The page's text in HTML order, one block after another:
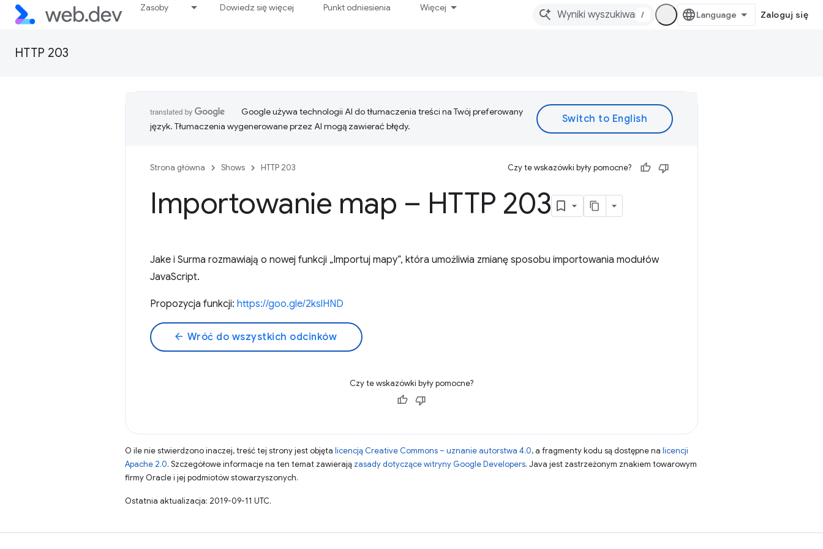
Zasoby Dowiedz się więcej Punkt odniesienia Więcej
/ Zaloguj się
HTTP 203
Google używa technologii AI do tłumaczenia treści na Twój preferowany
język. Tłumaczenia wygenerowane przez AI mogą zawierać błędy.
Strona główna Shows HTTP 203 Czy te wskazówki były pomocne?
Importowanie map – HTTP 203
Jake i Surma rozmawiają o nowej funkcji „Importuj mapy”, która umożliwia zmianę sposobu importowania modułów
JavaScript.
Propozycja funkcji: https://goo.gle/2kslHND
arrow_back Wróć do wszystkich odcinków
Czy te wskazówki były pomocne?
O ile nie stwierdzono inaczej, treść tej strony jest objęta licencją Creative Commons – uznanie autorstwa 4.0, a fragmenty kodu są dostępne na licencji
Apache 2.0. Szczegółowe informacje na ten temat zawierają zasady dotyczące witryny Google Developers. Java jest zastrzeżonym znakiem towarowym
firmy Oracle i jej podmiotów stowarzyszonych.
Ostatnia aktualizacja: 2019-09-11 UTC.